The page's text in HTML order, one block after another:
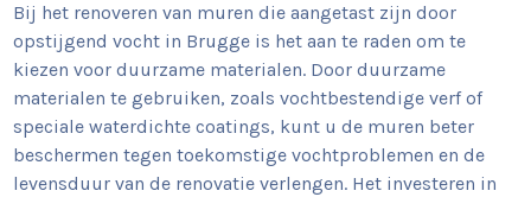
Bij het renoveren van muren die aangetast zijn door
opstijgend vocht in Brugge is het aan te raden om te
kiezen voor duurzame materialen. Door duurzame
materialen te gebruiken, zoals vochtbestendige verf of
speciale waterdichte coatings, kunt u de muren beter
beschermen tegen toekomstige vochtproblemen en de
levensduur van de renovatie verlengen. Het investeren in